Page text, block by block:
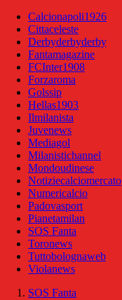
Calcionapoli1926
Cittaceleste
Derbyderbyderby
Fantamagazine
FCInter1908
Forzaroma
Golssip
Hellas1903
Ilmilanista
Juvenews
Mediagol
Milanistichannel
Mondoudinese
Notiziecalciomercato
Numericalcio
Padovasport
Pianetamilan
SOS Fanta
Toronews
Tuttobolognaweb
Violanews
SOS Fanta